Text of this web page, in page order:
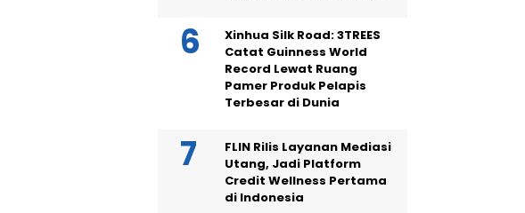
Xinhua Silk Road: 3TREES
Catat Guinness World
Record Lewat Ruang
Pamer Produk Pelapis
Terbesar di Dunia
FLIN Rilis Layanan Mediasi
Utang, Jadi Platform
Credit Wellness Pertama
di Indonesia